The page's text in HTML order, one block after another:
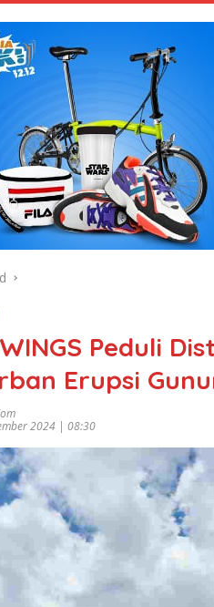
Peduli
Erupsi
2024 | 08:30